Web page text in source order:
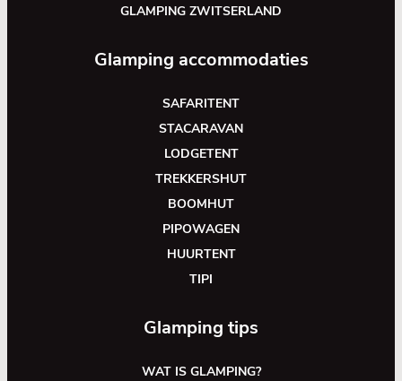
GLAMPING ZWITSERLAND
Glamping accommodaties
SAFARITENT
STACARAVAN
LODGETENT
TREKKERSHUT
BOOMHUT
PIPOWAGEN
HUURTENT
TIPI
Glamping tips
WAT IS GLAMPING?